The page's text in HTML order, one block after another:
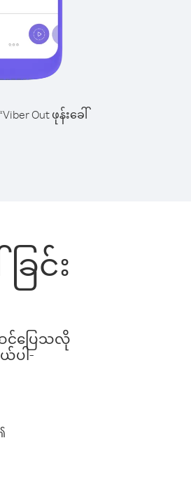
Out ဖုန်းခေါ်
ြင်း
င်ပြေသလို
ပါ-